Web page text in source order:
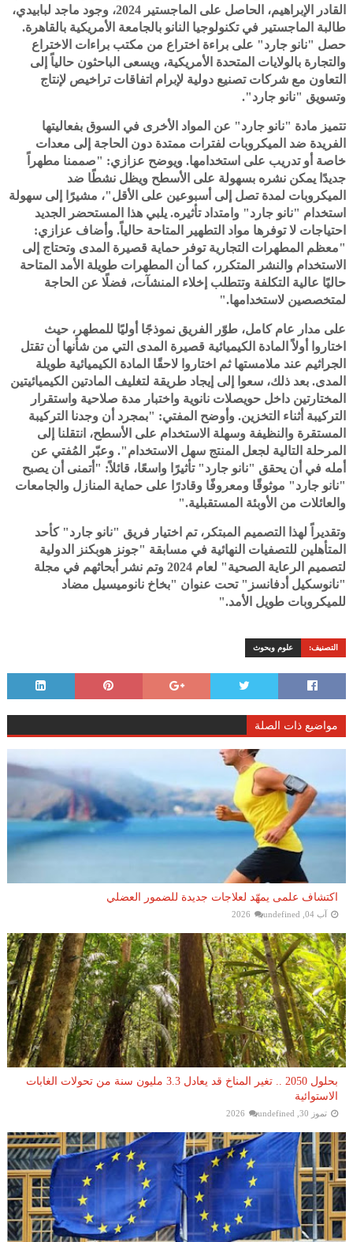
القادر الإبراهيم، الحاصل على الماجستير 2024، وجود ماجد لبابيدي،
طالبة الماجستير في تكنولوجيا النانو بالجامعة الأمريكية بالقاهرة.
حصل "نانو جارد" على براءة اختراع من مكتب براءات الاختراع
والتجارة بالولايات المتحدة الأمريكية، ويسعى الباحثون حالياً إلى
التعاون مع شركات تصنيع دولية لإبرام اتفاقات تراخيص لإنتاج
وتسويق "نانو جارد".
تتميز مادة "نانو جارد" عن المواد الأخرى في السوق بفعاليتها
الفريدة ضد الميكروبات لفترات ممتدة دون الحاجة إلى معدات
خاصة أو تدريب على استخدامها. ويوضح عزازي: "صممنا مطهراً
جديدًا يمكن نشره بسهولة على الأسطح ويظل نشطًا ضد
الميكروبات لمدة تصل إلى أسبوعين على الأقل"، مشيرًا إلى سهولة
استخدام "نانو جارد" وامتداد تأثيره. يلبي هذا المستحضر الجديد
احتياجات لا توفرها مواد التطهير المتاحة حالياً. وأضاف عزازي:
"معظم المطهرات التجارية توفر حماية قصيرة المدى وتحتاج إلى
الاستخدام والنشر المتكرر، كما أن المطهرات طويلة الأمد المتاحة
حاليًا عالية التكلفة وتتطلب إخلاء المنشآت، فضلًا عن الحاجة
لمتخصصين لاستخدامها."
على مدار عام كامل، طوّر الفريق نموذجًا أوليًا للمطهر، حيث
اختاروا أولاً المادة الكيميائية قصيرة المدى التي من شأنها أن تقتل
الجراثيم عند ملامستها ثم اختاروا لاحقًا المادة الكيميائية طويلة
المدى. بعد ذلك، سعوا إلى إيجاد طريقة لتغليف المادتين الكيميائيتين
المختارتين داخل حويصلات نانوية واختبار مدة صلاحية واستقرار
التركيبة أثناء التخزين. وأوضح المفتي: "بمجرد أن وجدنا التركيبة
المستقرة والنظيفة وسهلة الاستخدام على الأسطح، انتقلنا إلى
المرحلة التالية لجعل المنتج سهل الاستخدام". وعبّر المُفتي عن
أمله في أن يحقق "نانو جارد" تأثيرًا واسعًا، قائلاً: "أتمنى أن يصبح
"نانو جارد" موثوقًا ومعروفًا وقادرًا على حماية المنازل والجامعات
والعائلات من الأوبئة المستقبلية."
وتقديراً لهذا التصميم المبتكر، تم اختيار فريق "نانو جارد" كأحد
المتأهلين للتصفيات النهائية في مسابقة "جونز هوبكنز الدولية
لتصميم الرعاية الصحية" لعام 2024 وتم نشر أبحاثهم في مجلة
"نانوسكيل أدفانسز" تحت عنوان "بخاخ نانوميسيل مضاد
للميكروبات طويل الأمد."
التصنيف: علوم وبحوث
مواضيع ذات الصلة
اكتشاف علمى يمهّد لعلاجات جديدة للضمور العضلي
آب 04, 2026 undefined
بحلول 2050 .. تغير المناخ قد يعادل 3.3 مليون سنة من تحولات الغابات
الاستوائية
تموز 30, 2026 undefined